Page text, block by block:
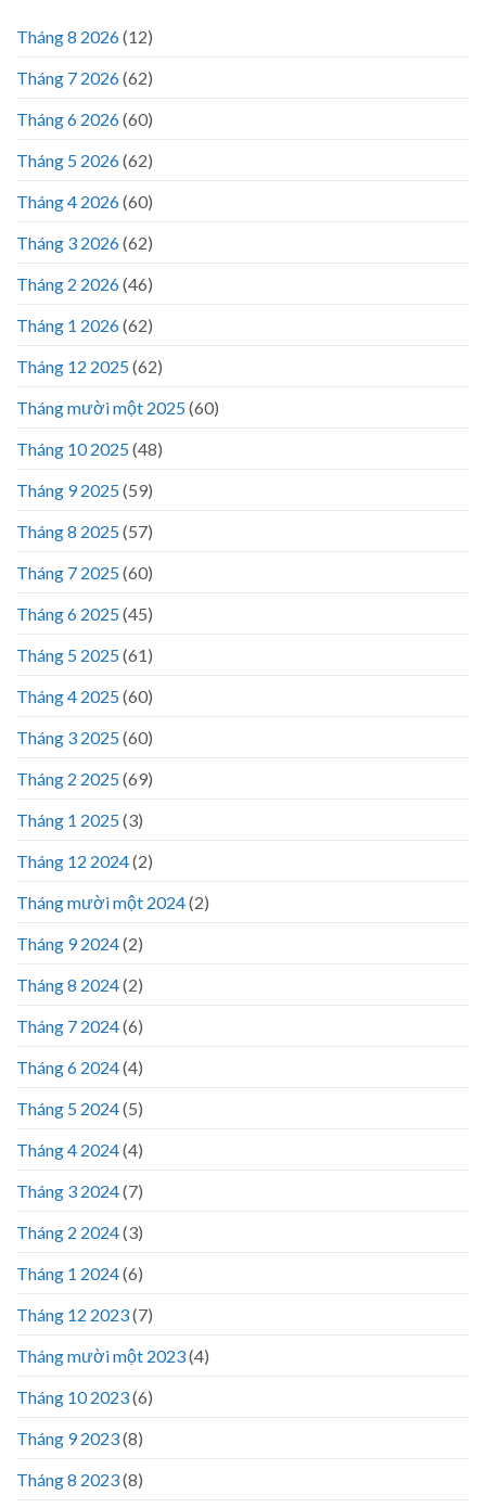
Tháng 8 2026(12)
Tháng 7 2026(62)
Tháng 6 2026(60)
Tháng 5 2026(62)
Tháng 4 2026(60)
Tháng 3 2026(62)
Tháng 2 2026(46)
Tháng 1 2026(62)
Tháng 12 2025(62)
Tháng mười một 2025(60)
Tháng 10 2025(48)
Tháng 9 2025(59)
Tháng 8 2025(57)
Tháng 7 2025(60)
Tháng 6 2025(45)
Tháng 5 2025(61)
Tháng 4 2025(60)
Tháng 3 2025(60)
Tháng 2 2025(69)
Tháng 1 2025(3)
Tháng 12 2024(2)
Tháng mười một 2024(2)
Tháng 9 2024(2)
Tháng 8 2024(2)
Tháng 7 2024(6)
Tháng 6 2024(4)
Tháng 5 2024(5)
Tháng 4 2024(4)
Tháng 3 2024(7)
Tháng 2 2024(3)
Tháng 1 2024(6)
Tháng 12 2023(7)
Tháng mười một 2023(4)
Tháng 10 2023(6)
Tháng 9 2023(8)
Tháng 8 2023(8)